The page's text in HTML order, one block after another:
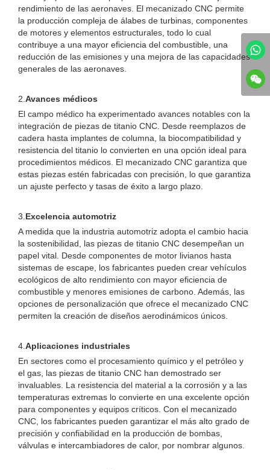
rendimiento de las aeronaves. El mecanizado CNC permite
la producción compleja de álabes de turbinas, componentes
de motores y elementos estructurales, todo lo cual
contribuye a una mayor eficiencia del combustible, una
reducción de las emisiones y una mejora de las capacidades
generales de las aeronaves.
2. Avances médicos
El campo médico ha experimentado avances notables con la
integración de piezas de titanio CNC. Desde reemplazos de
cadera hasta implantes de columna, la biocompatibilidad y
resistencia del titanio lo convierten en una opción ideal para
procedimientos médicos. El mecanizado CNC garantiza que
estas piezas estén fabricadas con precisión, lo que garantiza
un ajuste perfecto y tasas de éxito a largo plazo.
3. Excelencia automotriz
A medida que la industria automotriz adopta el cambio hacia
la sostenibilidad, las piezas de titanio CNC desempeñan un
papel vital. Desde componentes de motor livianos hasta
sistemas de escape, los fabricantes pueden crear vehículos
ecológicos de alto rendimiento con mayor eficiencia de
combustible y menores emisiones de carbono. Además, las
opciones de personalización que ofrece el mecanizado CNC
permiten la creación de diseños aerodinámicos únicos.
4. Aplicaciones industriales
En sectores como el procesamiento químico y el petróleo y
el gas, las piezas de titanio CNC han demostrado ser
invaluables. La resistencia del material a la corrosión y a las
temperaturas extremas lo convierte en una excelente opción
para componentes y equipos críticos. Con el mecanizado
CNC, los fabricantes pueden garantizar el más alto grado de
precisión y confiabilidad en la producción de bombas,
válvulas e intercambiadores de calor, por nombrar algunos.